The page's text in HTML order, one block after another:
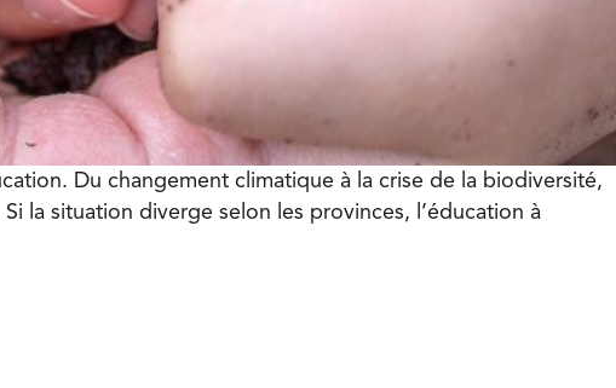
Du changement climatique à la crise de la biodiversité,
la situation diverge selon les provinces, l’éducation à